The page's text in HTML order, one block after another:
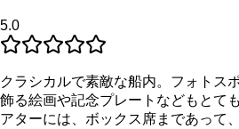
5.0
クラシカルで素敵な船内。フォトス
飾る絵画や記念プレートなどもとて
アターには、ボックス席まであって